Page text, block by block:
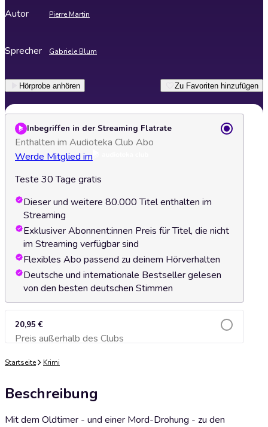
Autor Pierre Martin
Sprecher Gabriele Blum
Hörprobe anhören Zu Favoriten hinzufügen
Inbegriffen in der Streaming Flatrate
Enthalten im Audioteka Club Abo
Werde Mitglied im
Teste 30 Tage gratis
Dieser und weitere 80.000 Titel enthalten im
Streaming
Exklusiver Abonnent:innen Preis für Titel, die nicht
im Streaming verfügbar sind
Flexibles Abo passend zu deinem Hörverhalten
Deutsche und internationale Bestseller gelesen
von den besten deutschen Stimmen
20,95 €
Preis außerhalb des ClubsZum Warenkorb hinzufügen
Startseite Krimi
Beschreibung
Mit dem Oldtimer - und einer Mord-Drohung - zu den